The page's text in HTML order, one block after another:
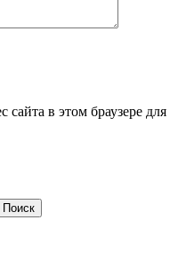
в этом браузере для
Поиск